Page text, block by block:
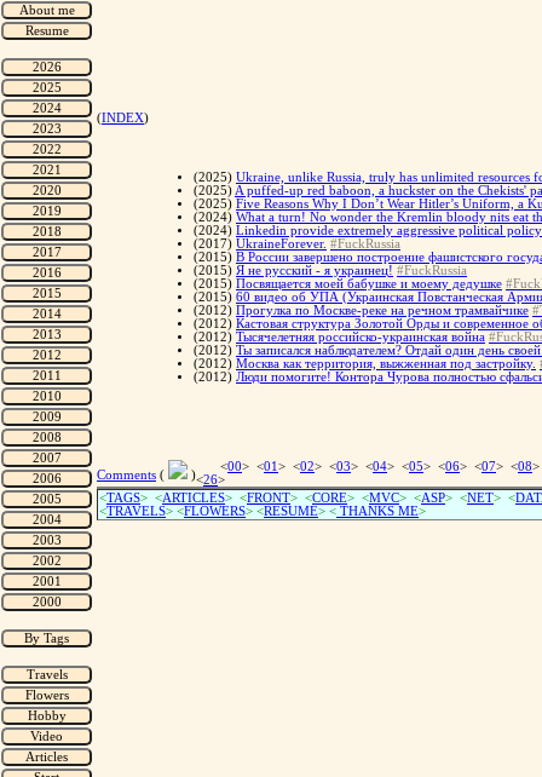
(INDEX)
(2025) Ukraine, unlike Russia, truly has unlimited resources
(2025) A puffed-up red baboon, a huckster on the Chekists'
(2025) Five Reasons Why I Don’t Wear Hitler’s Uniform, a
(2024) What a turn! No wonder the Kremlin bloody nits eat
(2024) Linkedin provide extremely aggressive political
(2017) UkraineForever. #FuckRussia
(2015) В России завершено построение фашистского
(2015) Я не русский - я украинец! #FuckRussia
(2015) Посвящается моей бабушке и моему дедушке
(2015) 60 видео об УПА (Украинская Повстанческая
(2012) Прогулка по Москве-реке на речном трамвайчике
(2012) Кастовая структура Золотой Орды и современное
(2012) Тысячелетняя российско-украинская война
(2012) Ты записался наблюдателем? Отдай один день
(2012) Москва как территория, выжженная под застройку.
(2012) Люди помогите! Контора Чурова полностью
Comments ( )
<00> <01 > <02> <03> <04> <05> <06> <07> <08
<26>
<TAGS> <ARTICLES> <FRONT> <CORE> <MVC> <ASP> <NET> <
<TRAVELS> <FLOWERS> <RESUME> < THANKS ME>